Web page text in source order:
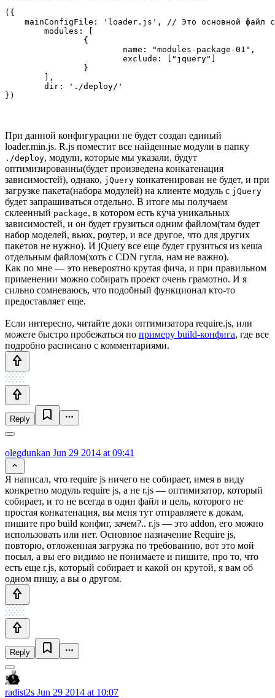
({
mainConfigFile: 'loader.js', // Это основной файл
При данной конфигурации не будет создан единый
loader.min.js. R.js поместит все найденные модули в папку
./deploy, модули, которые мы указали, будут
оптимизированны(будет произведена конкатенация
зависимостей), однако, jQuery конкатенирован не будет, и при
загрузке пакета(набора модулей) на клиенте модуль с jQuery
будет запрашиваться отдельно. В итоге мы получаем
склеенный package, в котором есть куча уникальных
зависимостей, и он будет грузиться одним файлом(там будет
набор моделей, вьюх, роутер, и все другое, что для других
пакетов не нужно). И jQuery все еще будет грузиться из кеша
отдельным файлом(хоть с CDN гугла, нам не важно).
Как по мне — это невероятно крутая фича, и при правильном
применении можно собирать проект очень грамотно. И я
сильно сомневаюсь, что подобный функционал кто-то
предоставляет еще.
Если интересно, читайте доки оптимизатора require.js, или
можете быстро пробежаться по примеру build-конфига, где все
подробно расписано с комментариями.
Reply
olegdunkan Jun 29 2014 at 09:41
Я написал, что require js ничего не собирает, имея в виду
конкретно модуль require js, а не r.js — оптимизатор, который
собирает, и то не всегда в один файл и цель, которого не
простая конкатенация, вы меня тут отправляете к докам,
пишите про build конфиг, зачем?.. r.js — это addon, его можно
использовать или нет. Основное назначение Require js,
повторю, отложенная загрузка по требованию, вот это мой
посыл, а вы его видимо не понимаете и пишите, про то, что
есть еще r.js, который собирает и какой он крутой, я вам об
одном пишу, а вы о другом.
Reply
radist2s Jun 29 2014 at 10:07